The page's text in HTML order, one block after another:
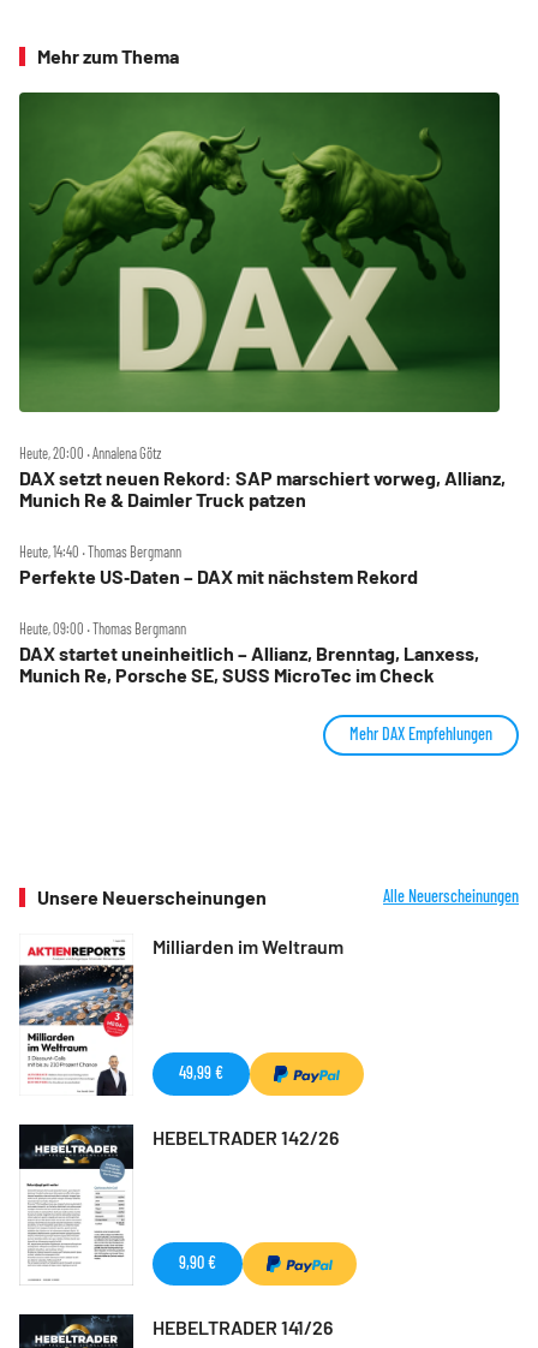
Mehr zum Thema
Heute, 20:00 ‧ Annalena Götz
DAX setzt neuen Rekord: SAP marschiert vorweg, Allianz,
Munich Re & Daimler Truck patzen
Heute, 14:40 ‧ Thomas Bergmann
Perfekte US‑Daten – DAX mit nächstem Rekord
Heute, 09:00 ‧ Thomas Bergmann
DAX startet uneinheitlich – Allianz, Brenntag, Lanxess,
Munich Re, Porsche SE, SUSS MicroTec im Check
Mehr DAX Empfehlungen
Unsere Neuerscheinungen Alle Neuerscheinungen
Milliarden im Weltraum
49,99 €
HEBELTRADER 142/26
9,90 €
HEBELTRADER 141/26